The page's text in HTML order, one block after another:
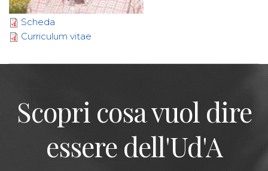
Scheda
Curriculum vitae
Scopri cosa vuol dire
essere dell'Ud'A